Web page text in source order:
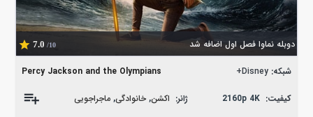
دوبله نماوا فصل اول اضافه شد 7.0 /10
Percy Jackson and the Olympians شبکه: Disney+
کیفیت: 2160p 4K ژانر: اکشن,خانوادگی,ماجراجویی